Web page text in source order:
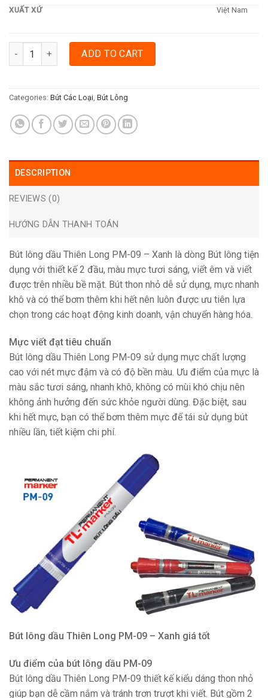
XUẤT XỨ Việt Nam
BÚT LÔNG DẦU THIÊN LONG PM-09 - XANH quantity
ADD TO CART
Categories: Bút Các Loại Bút Lông
DESCRIPTION
REVIEWS (0)
HƯỚNG DẪN THANH TOÁN
Bút lông dầu Thiên Long PM-09 – Xanh là dòng Bút lông tiện
dụng với thiết kế 2 đầu, màu mực tươi sáng, viết êm và viết
được trên nhiều bề mặt. Bút thon nhỏ dễ sử dụng, mực nhanh
khô và có thể bơm thêm khi hết nên luôn được ưu tiên lựa
chọn trong các hoạt động kinh doanh, vận chuyển hàng hóa.
Mực viết đạt tiêu chuẩn
Bút lông dầu Thiên Long PM-09 sử dụng mực chất lượng
cao với nét mực đậm và có độ bền màu. Ưu điểm của mực là
màu sắc tươi sáng, nhanh khô, không có mùi khó chịu nên
không ảnh hưởng đến sức khỏe người dùng. Đặc biệt, sau
khi hết mực, bạn có thể bơm thêm mực để tái sử dụng bút
nhiều lần, tiết kiệm chi phí.
Bút lông dầu Thiên Long PM-09 – Xanh giá tốt
Ưu điểm của bút lông dầu PM-09
Bút lông dầu Thiên Long PM-09 thiết kế kiểu dáng thon nhỏ
giúp bạn dễ cầm nắm và tránh trơn trượt khi viết. Bút gồm 2